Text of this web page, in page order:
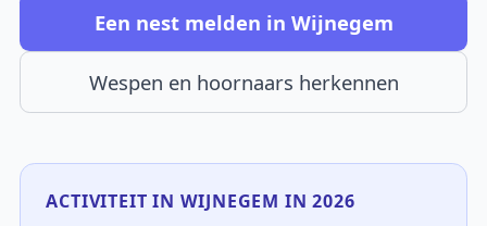
Een nest melden in Wijnegem
Wespen en hoornaars herkennen
ACTIVITEIT IN WIJNEGEM IN 2026